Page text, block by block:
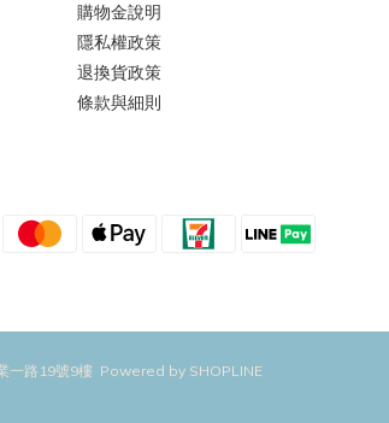
購物金說明
隱私權政策
退換貨政策
條款與細則
一路19號9樓 Powered by SHOPLINE